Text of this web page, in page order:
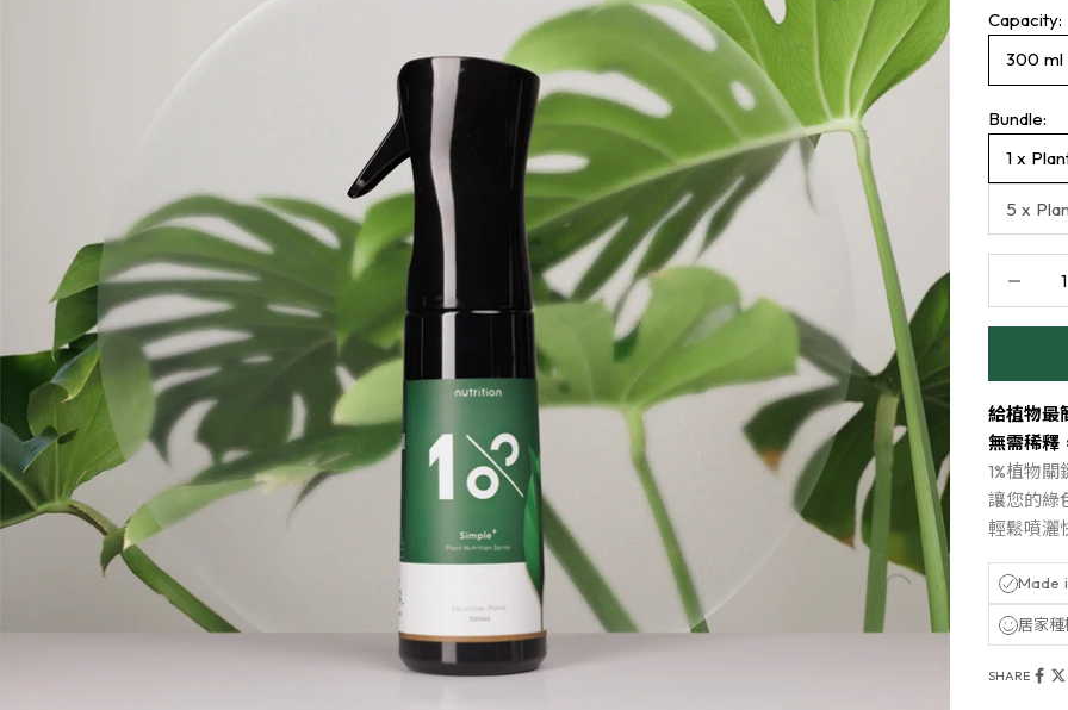
Capacity:
300 ml
Bundle:
1 x
5 x
給植物最
無需稀釋
1%植物
讓您的綠
輕鬆噴灑
Made
居家種
SHARE